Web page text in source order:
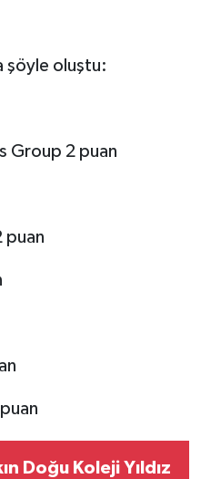
şöyle oluştu:
Group 2 puan
puan
Doğu Koleji Yıldız